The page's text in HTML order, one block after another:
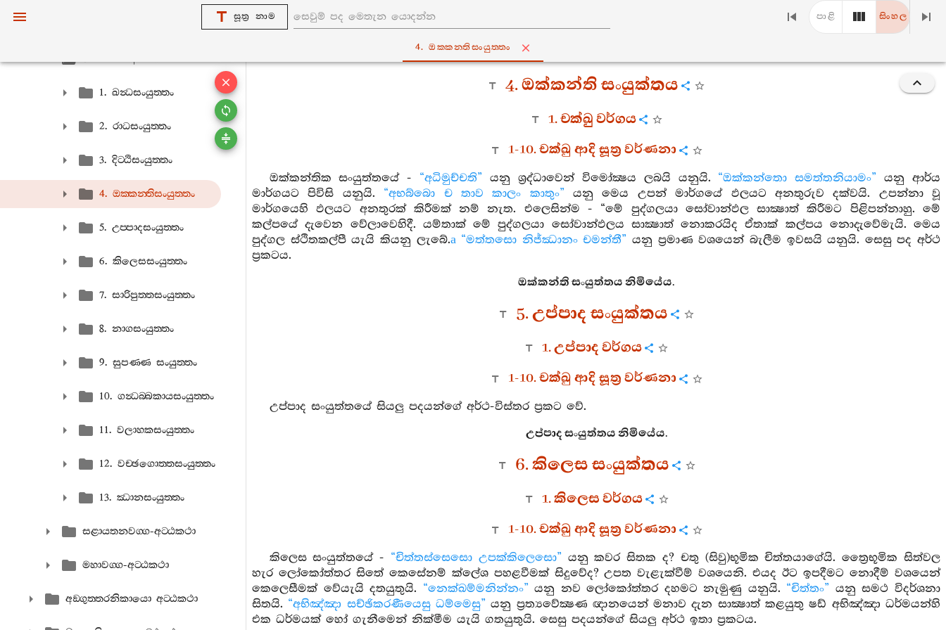
සූත්‍ර නාම පාළි සිංහල
4. ඔක‍්කන‍්තිසංයුත‍්තං
ඛන්‍ධවග‍්ග-අට‍්ඨකථා
1. ඛන්‍ධසංයුත‍්තං
2. රාධසංයුත‍්තං
3. දිට‍්ඨිසංයුත‍්තං
4. ඔක‍්කන‍්තිසංයුත‍්තං
5. උප‍්පාදසංයුත‍්තං
6. කිලෙසසංයුත‍්තං
7. සාරිපුත‍්තසංයුත‍්තං
8. නාගසංයුත‍්තං
9. සුපණ‍්ණ සංයුත‍්තං
10. ගන්‍ධබ‍්බකායසංයුත‍්තං
11. වලාහකසංයුත‍්තං
12. වච‍්ඡගොත‍්තසංයුත‍්තං
13. ඣානසංයුත‍්තං
සළායතනවග‍්ග-අට‍්ඨකථා
මහාවග‍්ග-අට‍්ඨකථා
අඞ‍්ගුත‍්තරනිකායො අට‍්ඨකථා
4. ඔක්කන්ති සංයුක්තය
1. චක්ඛු වර්ගය
1-10. චක්ඛු ආදි සූත්‍ර වර්ණනා
ඔක්කන්තික සංයුත්තයේ - “අධිමුච්චති” යනු ශ්‍රද්ධාවෙන් විමෝක්‍ෂය ලබයි යනුයි. “ඔක්කන්තො සමත්තනියාමං” යනු ආර්ය
මාර්ගයට පිවිසි යනුයි. “අභබ්බො ච තාව කාලං කාතුං” යනු මෙය උපන් මාර්ගයේ ඵලයට අනතුරුව දක්වයි. උපන්නා වූ
මාර්ගයෙහි ඵලයට අනතුරක් කිරීමක් නම් නැත. එලෙසින්ම - “මේ පුද්ගලයා සෝවාන්ඵල සාක්‍ෂාත් කිරීමට පිළිපන්නාහු. මේ
කල්පයේ දැවෙන වේලාවෙහිදී. යම්තාක් මේ පුද්ගලයා සෝවාන්ඵලය සාක්‍ෂාත් නොකරයිද ඒතාක් කල්පය නොදැවේමැයි. මෙය
පුද්ගල ස්ථිතකල්පී යැයි කියනු ලැබේ.a “මත්තසො නිජ්ඣානං චමන්තී” යනු ප්‍රමාණ වශයෙන් බැලීම ඉවසයි යනුයි. සෙසු පද අර්ථ
ප්‍රකටය.
ඔක්කන්ති සංයුත්තය නිමියේය.
5. උප්පාද සංයුක්තය
1. උප්පාද වර්ගය
1-10. චක්ඛු ආදි සූත්‍ර වර්ණනා
උප්පාද සංයුත්තයේ සියලු පදයන්ගේ අර්ථ-විස්තර ප්‍රකට වේ.
උප්පාද සංයුත්තය නිමියේය.
6. කිලෙස සංයුක්තය
1. කිලෙස වර්ගය
1-10. චක්ඛු ආදි සූත්‍ර වර්ණනා
කිලෙස සංයුත්තයේ - “චිත්තස්සෙසො උපක්කිලෙසො” යනු කවර සිතක ද? චතු (සිවු)භූමික චිත්තයාගේයි. ත්‍රෛභූමික සිත්වල
හැර ලෝකෝත්තර සිතේ කෙසේනම් ක්ලේශ පහළවීමක් සිදුවේද? උපත වැළැක්වීම් වශයෙනි. එයද ඊට ඉපදීමට නොදීම් වශයෙන්
කෙලෙසීමක් වේයැයි දතයුතුයි. “නෙක්ඛම්මනින්නං” යනු නව ලෝකෝත්තර දහමට නැමුණු යනුයි. “චිත්තං” යනු සමථ විදර්ශනා
සිතයි. “අභිඤ්ඤා සච්ඡිකරණීයෙසු ධම්මෙසු” යනු ප්‍රත්‍යවේක්‍ෂණ ඥානයෙන් මනාව දැන සාක්‍ෂාත් කළයුතු ෂඩ් අභිඤ්ඤා ධර්මයන්හි
එක ධර්මයක් හෝ ගැනීමෙන් නික්මීම යැයි ගතයුතුයි. සෙසු පදයන්ගේ සියලු අර්ථ ඉතා ප්‍රකටය.